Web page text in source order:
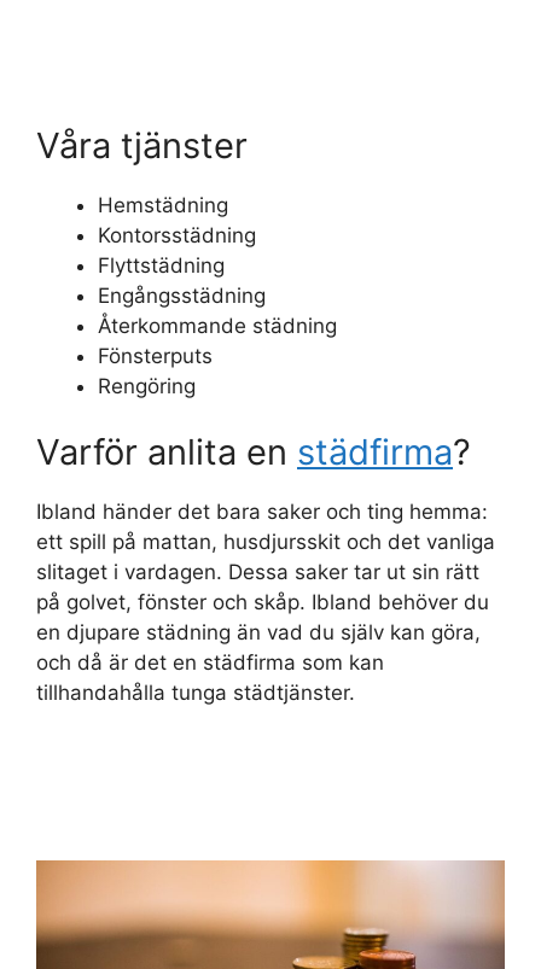
Våra tjänster
Hemstädning
Kontorsstädning
Flyttstädning
Engångsstädning
Återkommande städning
Fönsterputs
Rengöring
Varför anlita en städfirma?
Ibland händer det bara saker och ting hemma:
ett spill på mattan, husdjursskit och det vanliga
slitaget i vardagen. Dessa saker tar ut sin rätt
på golvet, fönster och skåp. Ibland behöver du
en djupare städning än vad du själv kan göra,
och då är det en städfirma som kan
tillhandahålla tunga städtjänster.